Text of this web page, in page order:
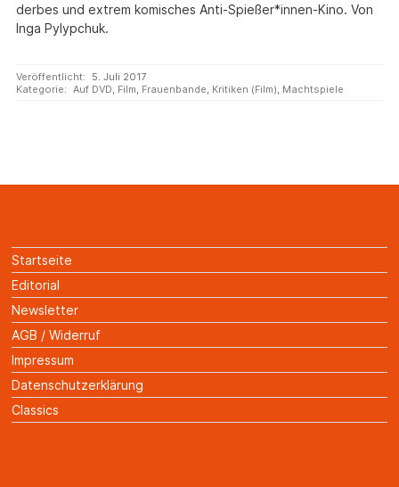
derbes und extrem komisches Anti-Spießer*innen-Kino. Von
Inga Pylypchuk.
Veröffentlicht:
5. Juli 2017
Kategorie: Auf DVD, Film, Frauenbande, Kritiken (Film), Machtspiele
Startseite
Editorial
Newsletter
AGB / Widerruf
Impressum
Datenschutzerklärung
Classics